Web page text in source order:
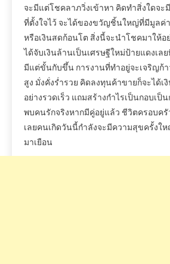
จะมีแต่โชคลาภวิ่งเข้าหา คิดทำสิ่งใดจะ
ที่ตั้งใจไว้ จะได้ของขวัญชิ้นใหญ่ที่มีมูลค่
หรือเงินสดก้อนโต สิ่งนี้จะนำโชคมาให้อ
ได้จับเงินล้านเป็นเศรษฐีใหม่ป้ายแดงเลย
มีแต่ขั้นกับขึ้น การงานที่ทำอยู่จะเจริญก้
สูง มั่งคั่งร่ำรวย คิดลงทุนค้าขายก็จะได้เ
อย่างรวดเร็ว แถมสร้างกำไรเป็นกอบเป็น
พบคนรักจริงหากมีคู่อยู่แล้ว ชีวิตครอบค
เลยคนเกิดวันนี้กำลังจะมีความสุขครั้งใ
มาเยือน